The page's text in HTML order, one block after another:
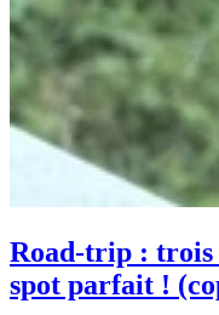
Road-trip : trois
spot parfait !